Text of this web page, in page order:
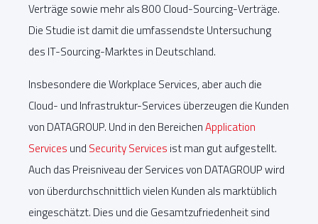
Verträge sowie mehr als 800 Cloud-Sourcing-Verträge.
Die Studie ist damit die umfassendste Untersuchung
des IT-Sourcing-Marktes in Deutschland.
Insbesondere die Workplace Services, aber auch die
Cloud- und Infrastruktur-Services überzeugen die Kunden
von DATAGROUP. Und in den BereichenApplication
Services und Security Services ist man gut aufgestellt.
Auch das Preisniveau der Services von DATAGROUP wird
von überdurchschnittlich vielen Kunden als marktüblich
eingeschätzt. Dies und die Gesamtzufriedenheit sind